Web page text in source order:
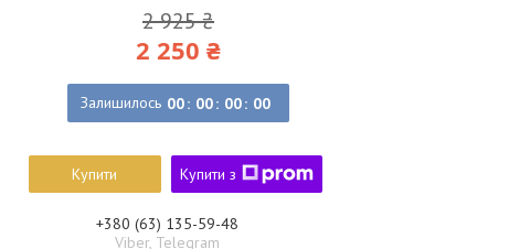
2 925 ₴
2 250 ₴
Залишилось 00 00 00 00
Купити Купити з
+380 (63) 135-59-48
Viber, Telegram